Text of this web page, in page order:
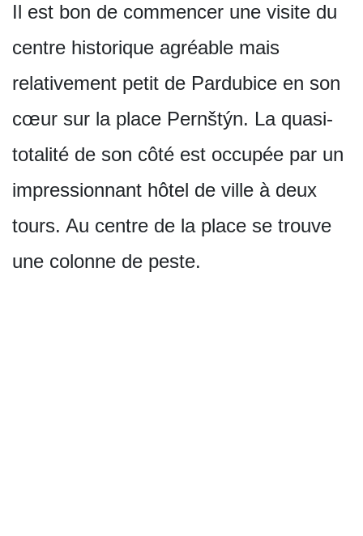
Il est bon de commencer une visite du
centre historique agréable mais
relativement petit de Pardubice en son
cœur sur la place Pernštýn. La quasi-
totalité de son côté est occupée par un
impressionnant hôtel de ville à deux
tours. Au centre de la place se trouve
une colonne de peste.